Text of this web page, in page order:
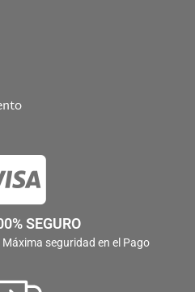
SEGURO
Máxima seguridad en el Pago